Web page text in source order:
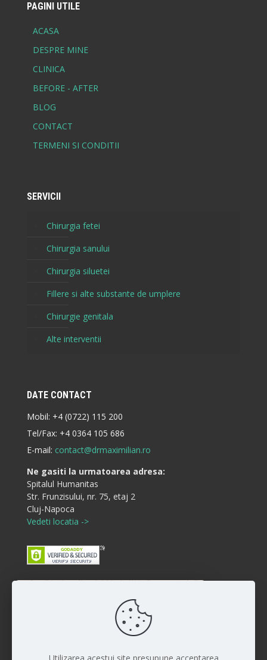
PAGINI UTILE
ACASA
DESPRE MINE
CLINICA
BEFORE - AFTER
BLOG
CONTACT
TERMENI SI CONDITII
SERVICII
Chirurgia fetei
Chirurgia sanului
Chirurgia siluetei
Fillere si alte substante de umplere
Chirurgie genitala
Alte interventii
DATE CONTACT
Mobil: +4 (0722) 115 200
Tel/Fax: +4 0364 105 686
E-mail: contact@drmaximilian.ro
Ne gasiti la urmatoarea adresa:
Spitalul Humanitas
Str. Frunzisului, nr. 75, etaj 2
Cluj-Napoca
Vedeti locatia ->
Rezultatele interventiilor pot diferi de la persoana la
proceduri sunt individuale. Fiecare pacient este unic si
Buna ziua! Cum va putem ajuta?